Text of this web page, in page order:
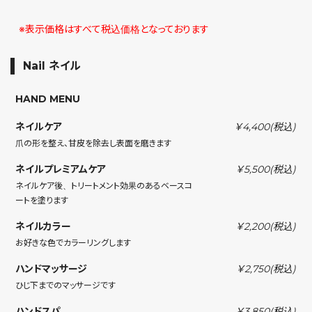
※表示価格はすべて税込価格となっております
Nail ネイル
HAND MENU
ネイルケア
爪の形を整え、甘皮を除去し表面を磨きます
￥4,400(税込)
ネイルプレミアムケア
ネイルケア後、トリートメント効果のあるベースコ
ートを塗ります
￥5,500(税込)
ネイルカラー
お好きな色でカラーリングします
￥2,200(税込)
ハンドマッサージ
ひじ下までのマッサージです
￥2,750(税込)